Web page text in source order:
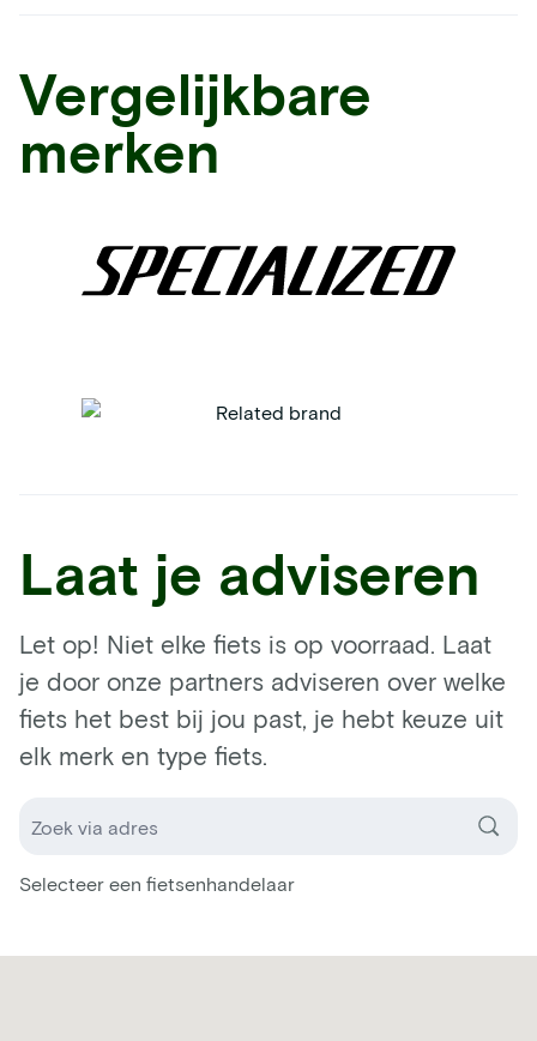
Vergelijkbare
merken
Laat je adviseren
Let op! Niet elke fiets is op voorraad. Laat
je door onze partners adviseren over welke
fiets het best bij jou past, je hebt keuze uit
elk merk en type fiets.
Selecteer een fietsenhandelaar